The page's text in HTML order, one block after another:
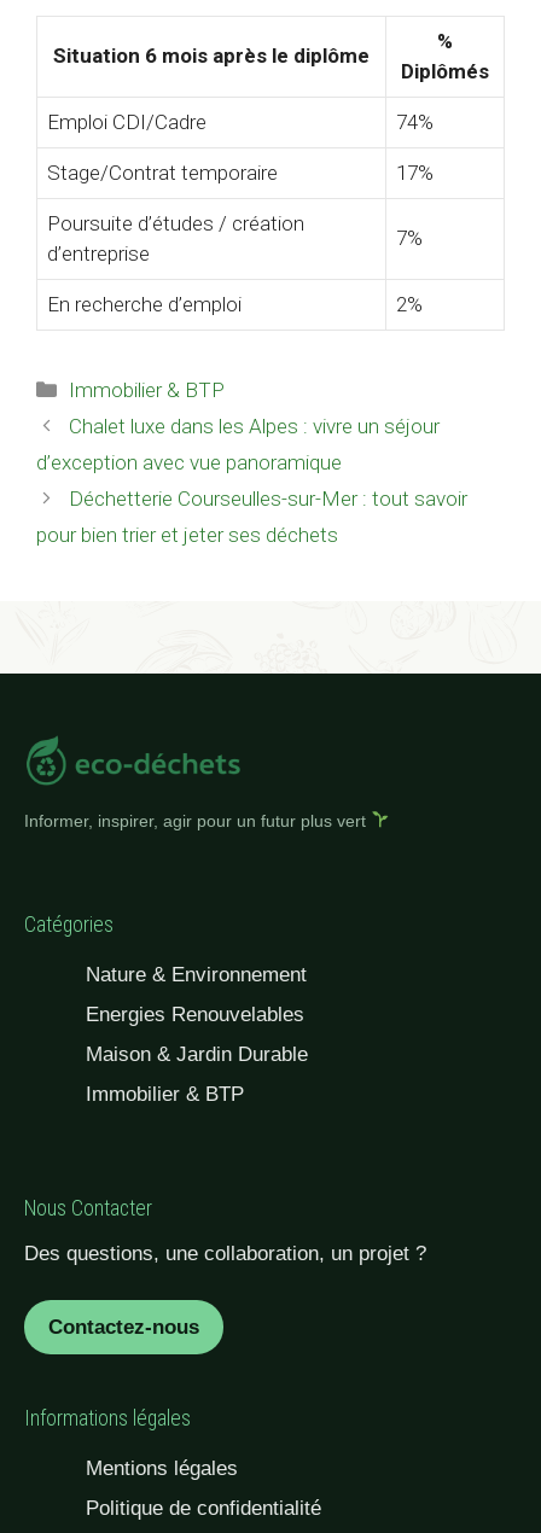
Situation 6 mois après le diplôme
%
Diplômés
Emploi CDI/Cadre 74%
Stage/Contrat temporaire 17%
Poursuite d’études / création
d’entreprise
7%
En recherche d’emploi 2%
Catégories
Immobilier & BTP
Chalet luxe dans les Alpes : vivre un séjour
d’exception avec vue panoramique
Déchetterie Courseulles-sur-Mer : tout savoir
pour bien trier et jeter ses déchets
Informer, inspirer, agir pour un futur plus vert
Catégories
Nature & Environnement
Energies Renouvelables
Maison & Jardin Durable
Immobilier & BTP
Nous Contacter
Des questions, une collaboration, un projet ?
Contactez-nous
Informations légales
Mentions légales
Politique de confidentialité